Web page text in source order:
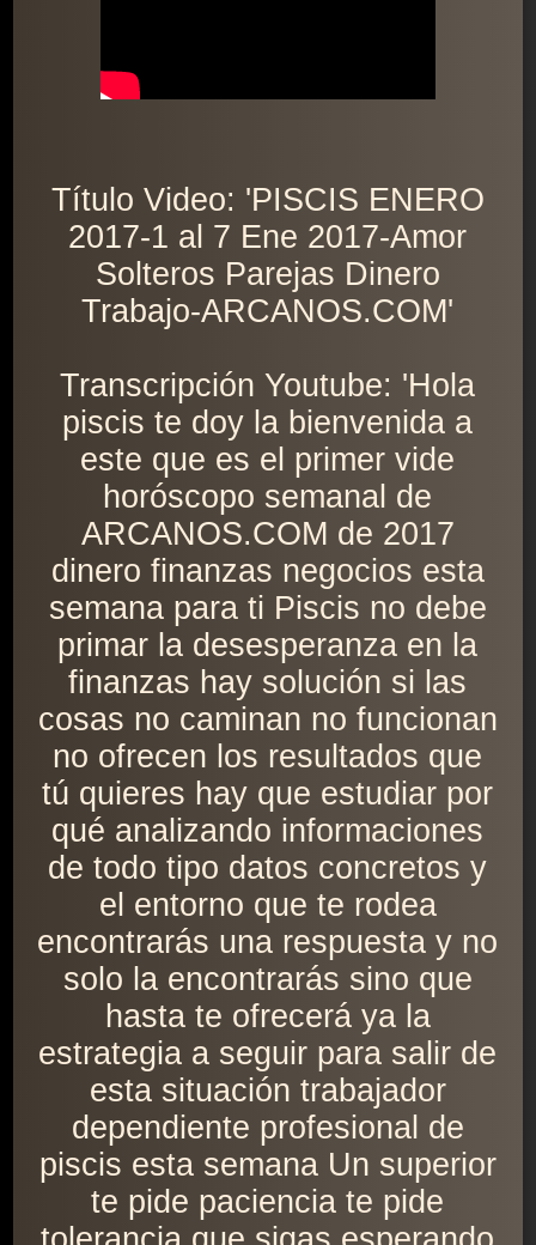
Título Video: 'PISCIS ENERO
2017-1 al 7 Ene 2017-Amor
Solteros Parejas Dinero
Trabajo-ARCANOS.COM'
Transcripción Youtube: 'Hola
piscis te doy la bienvenida a
este que es el primer vide
horóscopo semanal de
ARCANOS.COM de 2017
dinero finanzas negocios esta
semana para ti Piscis no debe
primar la desesperanza en la
finanzas hay solución si las
cosas no caminan no funcionan
no ofrecen los resultados que
tú quieres hay que estudiar por
qué analizando informaciones
de todo tipo datos concretos y
el entorno que te rodea
encontrarás una respuesta y no
solo la encontrarás sino que
hasta te ofrecerá ya la
estrategia a seguir para salir de
esta situación trabajador
dependiente profesional de
piscis esta semana Un superior
te pide paciencia te pide